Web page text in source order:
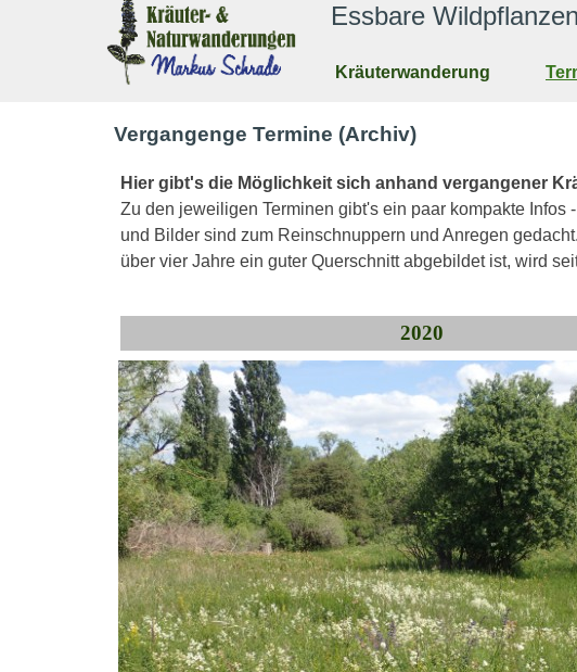
Kräuterwanderung
Essbare
Vergangenge Termine (Archiv)
Hier gibt's die Möglichkeit sich anhand vergangener
Zu den jeweiligen Terminen gibt's ein paar kompakte
und Bilder sind zum Reinschnuppern und Anregen gedacht.
über vier Jahre ein guter Querschnitt abgebildet ist, wird
2020